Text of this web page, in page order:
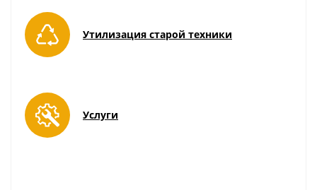
Утилизация старой техники
Услуги